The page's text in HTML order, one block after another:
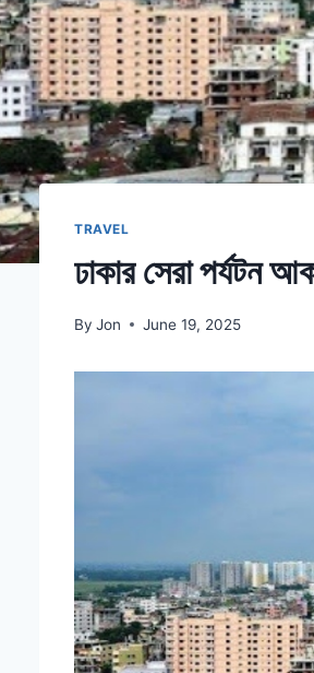
TRAVEL
ঢাকার সেরা পর্যটন
By Jon June 19, 2025